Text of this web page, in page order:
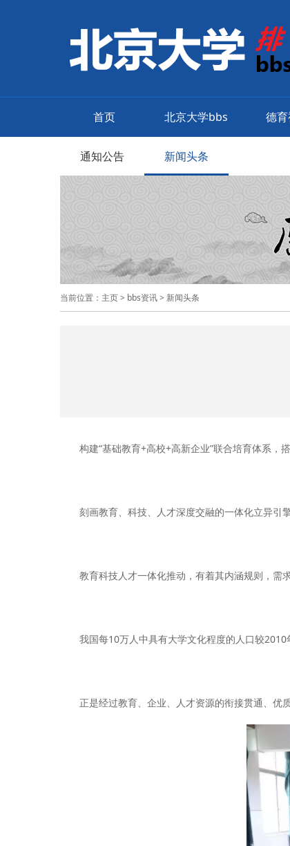
首页 北京大学bbs 德
通知公告 新闻头条
当前位置： 主页> bbs资讯> 新闻头条
构建“基础教育+高校+高新企业”联合培育体系，搭
刻画教育、科技、人才深度交融的一体化立异引擎
教育科技人才一体化推动，有着其内涵规则，需求
我国每10万人中具有大学文化程度的人口较2010
正是经过教育、企业、人才资源的衔接贯通、优质